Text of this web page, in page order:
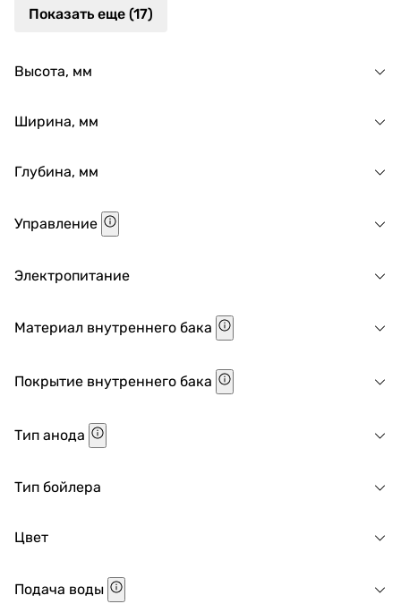
Показать еще (17)
Высота, мм
Ширина, мм
Глубина, мм
Управление
Электропитание
Материал внутреннего бака
Покрытие внутреннего бака
Тип анода
Тип бойлера
Цвет
Подача воды